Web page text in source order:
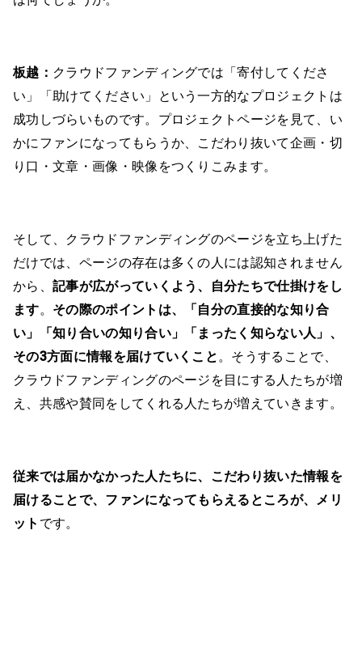
板越： クラウドファンディングでは「寄付してくださ
い」「助けてください」という一方的なプロジェクトは
成功しづらいものです。プロジェクトページを見て、い
かにファンになってもらうか、こだわり抜いて企画・切
り口・文章・画像・映像をつくりこみます。
そして、クラウドファンディングのページを立ち上げた
だけでは、ページの存在は多くの人には認知されません
から、 記事が広がっていくよう、自分たちで仕掛けをし
ます。 その際のポイントは、「自分の直接的な知り合
い」「知り合いの知り合い」「まったく知らない人」、
その3方面に情報を届けていくこと。そうすることで、
クラウドファンディングのページを目にする人たちが増
え、共感や賛同をしてくれる人たちが増えていきます。
従来では届かなかった人たちに、こだわり抜いた情報を
届けることで、ファンになってもらえるところが、メリ
ット です。